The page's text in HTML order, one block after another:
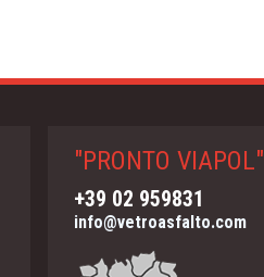
"PRONTO VIAPOL"
+39 02 959831
info@vetroasfalto.com